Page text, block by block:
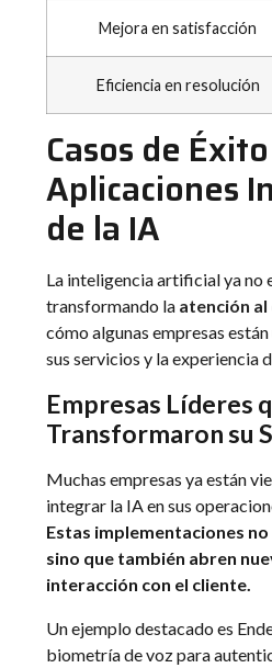
Mejora en satisfacción
Eficiencia en resolución
Casos de
Aplicaciones
de la IA
La inteligencia artificial ya no
transformando la atención
cómo algunas empresas
sus servicios y la experiencia
Empresas Líderes
Transformaron su
Muchas empresas ya están
integrar la IA en sus
Estas implementaciones
sino que también abren
interacción con el cliente.
Un ejemplo destacado es
biometría de voz para